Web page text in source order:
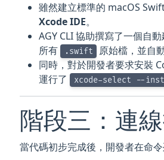
雖然建立標準的 macOS
Xcode IDE。
AGY CLI 協助撰寫了一個自
所有 .swift 原始檔，並自
同時，對於開發者要求安裝
運行了 xcode-select --
階段三：連
當代碼初步完成後，開發者在命